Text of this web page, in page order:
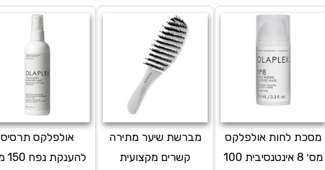
אולפלקס תרסיס
להענקת נפח 150 מ"ל
מברשת שיער מתירה
קשרים מקצועית
מסכת לחות אולפלקס
מס׳ 8 אינטנסיבית 100